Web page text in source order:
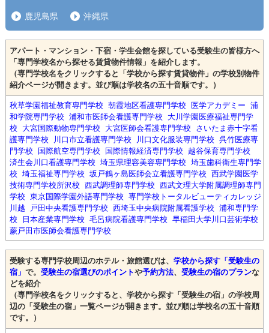
鹿児島県 沖縄県
アパート・マンション・下宿・学生会館を探している受験生の皆様方へ
「専門学校名から探せる賃貸物件情報」を紹介します。
（専門学校名をクリックすると「学校から探す賃貸物件」の学校別物件
紹介ページが開きます。並び順は学校名の五十音順です。）
秋草学園福祉教育専門学校 朝霞地区看護専門学校 医学アカデミー 浦
和学院専門学校 浦和市医師会看護専門学校
大川学園医療福祉専門学
校
大宮国際動物専門学校 大宮医師会看護専門学校
さいたま赤十字看
護専門学校
川口市立看護専門学校 川口文化服装専門学校 呉竹医療専
門学校
国際航空専門学校 国際情報経済専門学校
越谷保育専門学校
済生会川口看護専門学校 埼玉県理容美容専門学校 埼玉歯科衛生専門学
校 埼玉福祉専門学校 坂戸鶴ヶ島医師会立看護専門学校 西武学園医学
技術専門学校所沢校 西武調理師専門学校 西武文理大学附属調理師専門
学校 東京国際学園外語専門学校 専門学校トータルビューティカレッジ
川越
戸田中央看護専門学校 西埼玉中央病院附属看護学校 浦和専門学
校
日本産業専門学校 毛呂病院看護専門学校 早稲田大学川口芸術学校
蕨戸田市医師会看護専門学校
受験する専門学校周辺のホテル・旅館選びは、 学校から探す「受験生の
宿」 で。 受験生の宿選びのポイントや予約方法、 受験生の宿のプランな
どを紹介
（専門学校名をクリックすると、学校から探す「受験生の宿」の学校周
辺の「受験生の宿」一覧ページが開きます。並び順は学校名の五十音順
です。）